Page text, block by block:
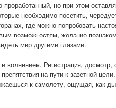
проработанный, но при этом
необходимо посетить,
где можно попробовать
возможностям, желание
мир другими глазами.
волнением. Регистрация,
на пути к заветной
к самолету, ощущая, как